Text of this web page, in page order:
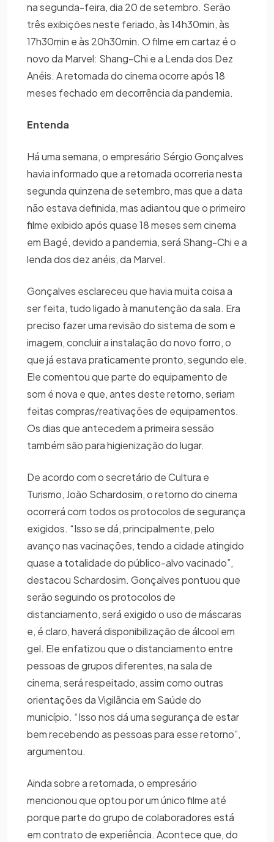
na segunda-feira, dia 20 de setembro. Serão
três exibições neste feriado, às 14h30min, às
17h30min e às 20h30min. O filme em cartaz é o
novo da Marvel: Shang-Chi e a Lenda dos Dez
Anéis. A retomada do cinema ocorre após 18
meses fechado em decorrência da pandemia.
Entenda
Há uma semana, o empresário Sérgio Gonçalves
havia informado que a retomada ocorreria nesta
segunda quinzena de setembro, mas que a data
não estava definida, mas adiantou que o primeiro
filme exibido após quase 18 meses sem cinema
em Bagé, devido a pandemia, será Shang-Chi e a
lenda dos dez anéis, da Marvel.
Gonçalves esclareceu que havia muita coisa a
ser feita, tudo ligado à manutenção da sala. Era
preciso fazer uma revisão do sistema de som e
imagem, concluir a instalação do novo forro, o
que já estava praticamente pronto, segundo ele.
Ele comentou que parte do equipamento de
som é nova e que, antes deste retorno, seriam
feitas compras/reativações de equipamentos.
Os dias que antecedem a primeira sessão
também são para higienização do lugar.
De acordo com o secretário de Cultura e
Turismo, João Schardosim, o retorno do cinema
ocorrerá com todos os protocolos de segurança
exigidos. “Isso se dá, principalmente, pelo
avanço nas vacinações, tendo a cidade atingido
quase a totalidade do público-alvo vacinado”,
destacou Schardosim. Gonçalves pontuou que
serão seguindo os protocolos de
distanciamento, será exigido o uso de máscaras
e, é claro, haverá disponibilização de álcool em
gel. Ele enfatizou que o distanciamento entre
pessoas de grupos diferentes, na sala de
cinema, será respeitado, assim como outras
orientações da Vigilância em Saúde do
município. “Isso nos dá uma segurança de estar
bem recebendo as pessoas para esse retorno”,
argumentou.
Ainda sobre a retomada, o empresário
mencionou que optou por um único filme até
porque parte do grupo de colaboradores está
em contrato de experiência. Acontece que, do